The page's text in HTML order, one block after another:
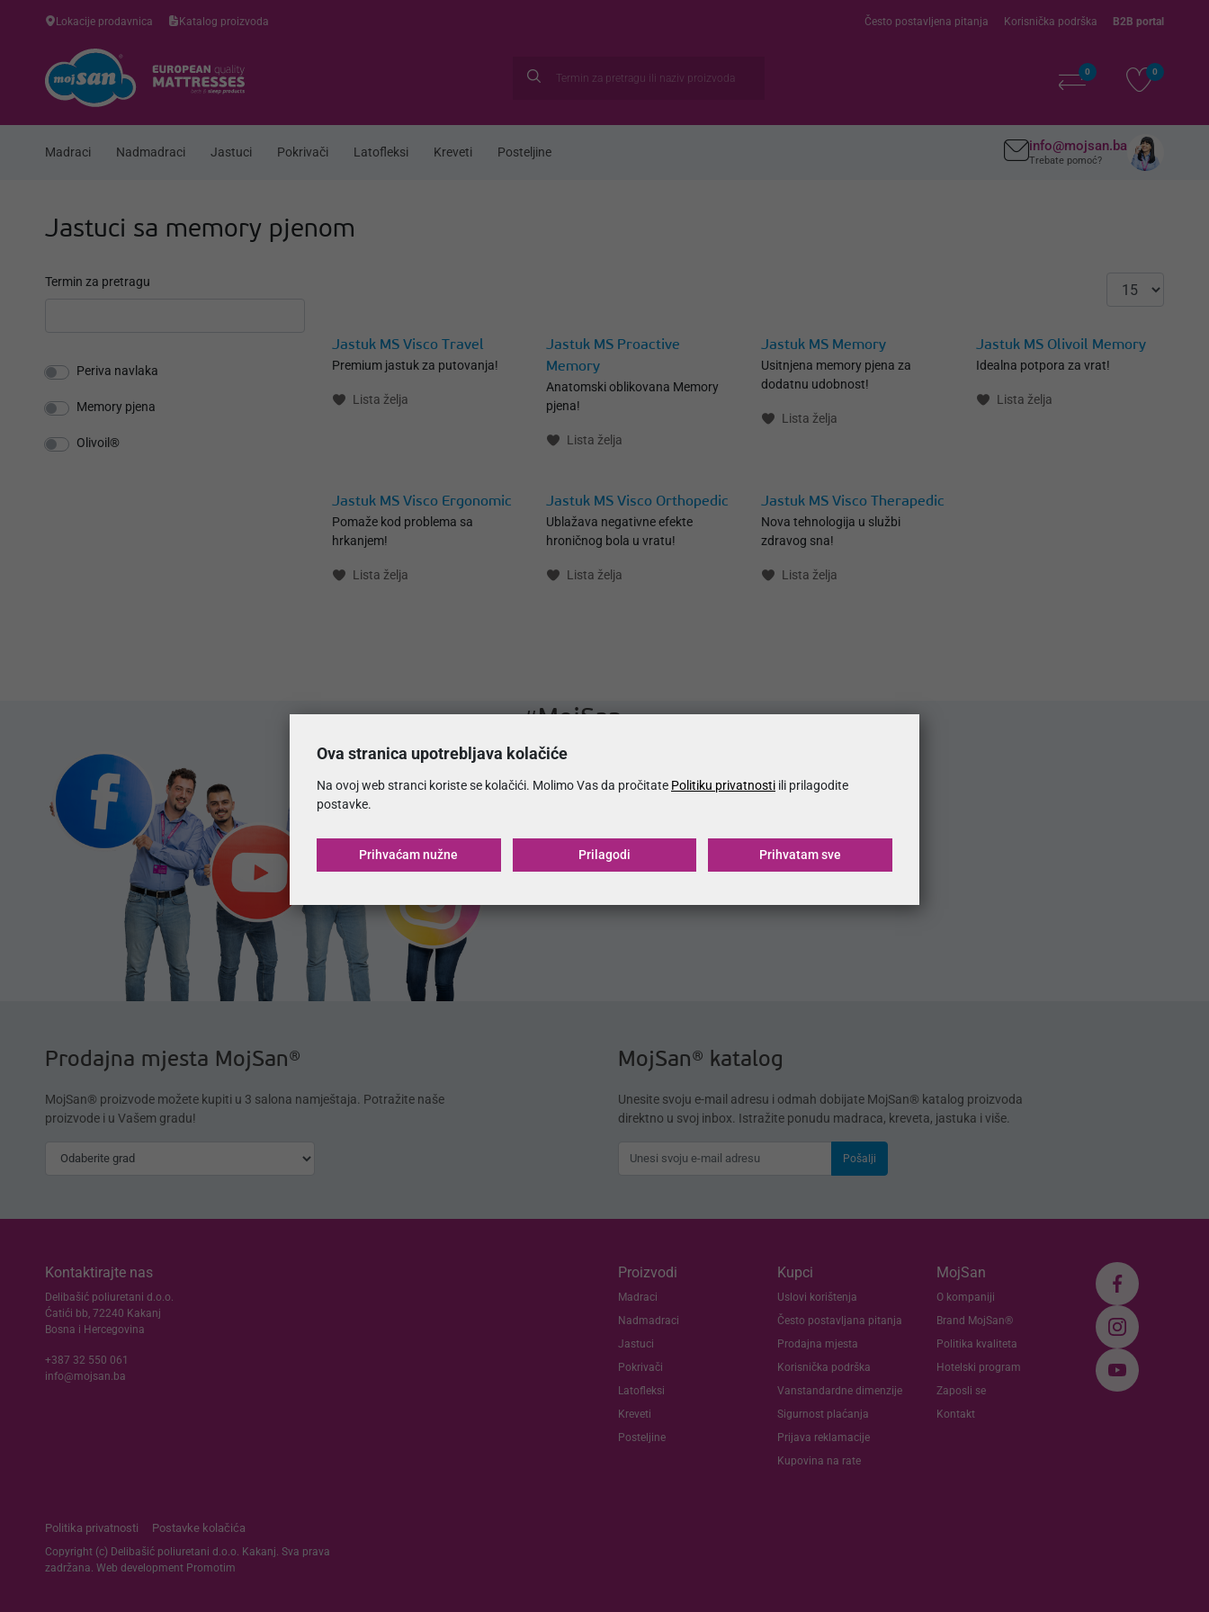
Lokacije prodavnica Katalog proizvoda Često postavljena pitanja Korisnička podrška B2B portal
0 0
Madraci Nadmadraci Jastuci Pokrivači Latofleksi Kreveti Posteljine info@mojsan.ba
Trebate pomoć?
Jastuci sa memory pjenom
Termin za pretragu
Periva navlaka
Memory pjena
Olivoil®
Jastuk MS Visco Travel
Premium jastuk za putovanja!
Lista želja
Jastuk MS Proactive
Memory
Anatomski oblikovana Memory
pjena!
Lista želja
Jastuk MS Memory
Usitnjena memory pjena za
dodatnu udobnost!
Lista želja
Jastuk MS Olivoil Memory
Idealna potpora za vrat!
Lista želja
Jastuk MS Visco Ergonomic
Pomaže kod problema sa
hrkanjem!
Lista želja
Jastuk MS Visco Orthopedic
Ublažava negativne efekte
hroničnog bola u vratu!
Lista želja
Jastuk MS Visco Therapedic
Nova tehnologija u službi
zdravog sna!
Lista želja
#MojSan
Zapratite nas na društvenim mrežama.
Prodajna mjesta MojSan®
MojSan® proizvode možete kupiti u 3 salona namještaja. Potražite naše
proizvode i u Vašem gradu!
MojSan® katalog
Unesite svoju e-mail adresu i odmah dobijate MojSan® katalog proizvoda
direktno u svoj inbox. Istražite ponudu madraca, kreveta, jastuka i više.
Pošalji
Kontaktirajte nas
Delibašić poliuretani d.o.o.
Ćatići bb, 72240 Kakanj
Bosna i Hercegovina
+387 32 550 061
info@mojsan.ba
Proizvodi
Madraci
Nadmadraci
Jastuci
Pokrivači
Latofleksi
Kreveti
Posteljine
Kupci
Uslovi korištenja
Često postavljana pitanja
Prodajna mjesta
Korisnička podrška
Vanstandardne dimenzije
Sigurnost plaćanja
Prijava reklamacije
Kupovina na rate
MojSan
O kompaniji
Brand MojSan®
Politika kvaliteta
Hotelski program
Zaposli se
Kontakt
Politika privatnosti Postavke kolačića
Copyright (c) Delibašić poliuretani d.o.o. Kakanj. Sva prava
zadržana. Web development Promotim
Ova stranica upotrebljava kolačiće
Na ovoj web stranci koriste se kolačići. Molimo Vas da pročitate Politiku privatnosti ili prilagodite
postavke.
Prihvaćam nužne Prilagodi Prihvatam sve